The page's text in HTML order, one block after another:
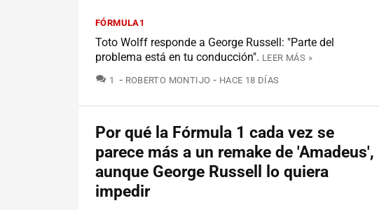
FÓRMULA1
Toto Wolff responde a George Russell: "Parte del
problema está en tu conducción". LEER MÁS »
1 COMENTARIOS
ROBERTO MONTIJO HACE 18 DÍAS
Por qué la Fórmula 1 cada vez se
parece más a un remake de 'Amadeus',
aunque George Russell lo quiera
impedir